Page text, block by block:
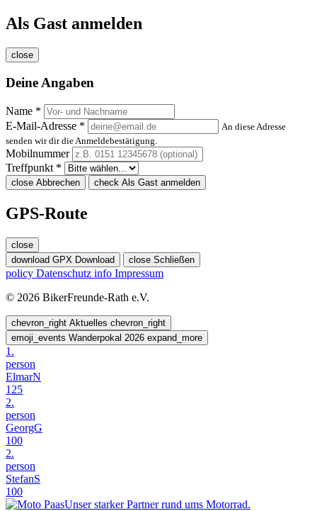
Als Gast anmelden
close
Deine Angaben
Name *
E-Mail-Adresse *
An diese Adresse
senden wir dir die Anmeldebestätigung.
Mobilnummer
Treffpunkt *
close Abbrechen check Als Gast anmelden
GPS-Route
close
download GPX Download close Schließen
policy Datenschutz info Impressum
© 2026 BikerFreunde-Rath e.V.
chevron_right Aktuelles chevron_right
emoji_events Wanderpokal 2026 expand_more
1.
person
ElmarN
125
2.
person
GeorgG
100
2.
person
StefanS
100
Unser starker Partner rund ums Motorrad.